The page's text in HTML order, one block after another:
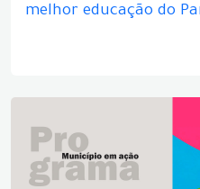
melhor educação do